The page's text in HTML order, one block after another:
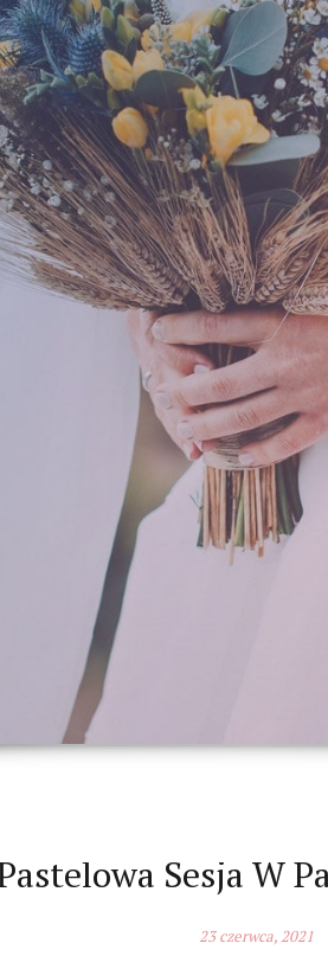
Sesja W
23 czerwca, 2021